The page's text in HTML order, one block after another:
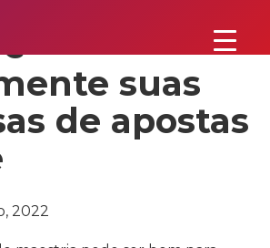
suas
de apostas
2022